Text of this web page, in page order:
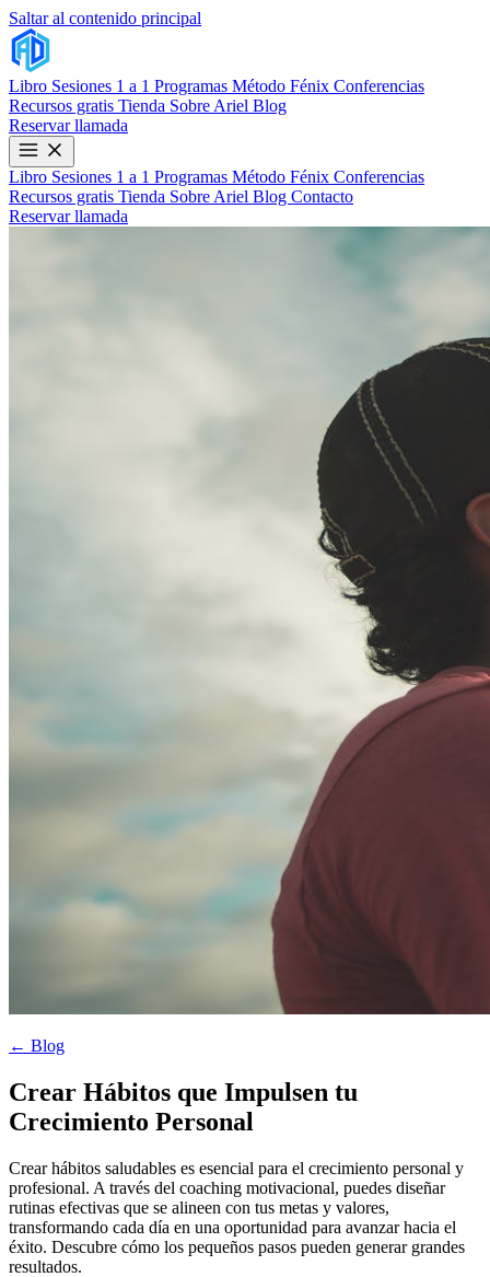
Saltar al contenido principal
Libro Sesiones 1 a 1 Programas Método Fénix Conferencias
Recursos gratis Tienda Sobre Ariel Blog
Reservar llamada
Libro Sesiones 1 a 1 Programas Método Fénix Conferencias
Recursos gratis Tienda Sobre Ariel Blog Contacto
Reservar llamada
← Blog
Crear Hábitos que Impulsen tu
Crecimiento Personal
Crear hábitos saludables es esencial para el crecimiento personal y
profesional. A través del coaching motivacional, puedes diseñar
rutinas efectivas que se alineen con tus metas y valores,
transformando cada día en una oportunidad para avanzar hacia el
éxito. Descubre cómo los pequeños pasos pueden generar grandes
resultados.